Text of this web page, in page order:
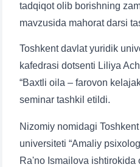
tadqiqot olib borishning
mavzusida mahorat darsi
Toshkent davlat yuridik
kafedrasi dotsenti Liliya
“Baxtli oila – farovon
seminar tashkil etildi.
Nizomiy nomidagi
universiteti “Amaliy
Ra'no Ismailova ishtirokida